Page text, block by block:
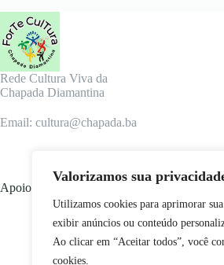
Valorizamos sua
Utilizamos cookies para aprimorar
exibir anúncios ou conteúdo
Ao clicar em “Aceitar todos”, você
cookies.
Rede Cultura Viva da
Chapada Diamantina
Email: cultura@chapada.ba
Apoio